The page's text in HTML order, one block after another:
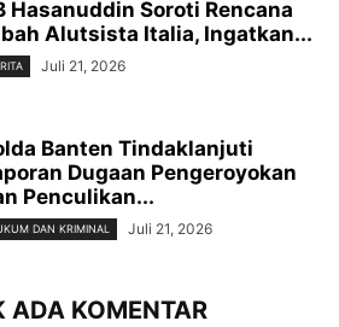
Hasanuddin Soroti Rencana
Alutsista Italia, Ingatkan...
Juli 21, 2026
Banten Tindaklanjuti
Dugaan Pengeroyokan
Penculikan...
DAN KRIMINAL Juli 21, 2026
ADA KOMENTAR